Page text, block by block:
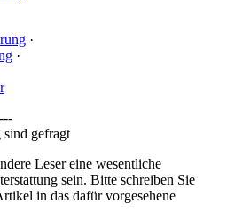
·
·
gefragt
Leser eine wesentliche
sein. Bitte schreiben Sie
in das dafür vorgesehene